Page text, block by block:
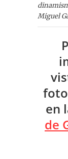
Miguel
en
de